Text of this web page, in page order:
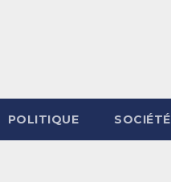
POLITIQUE SOCIÉTÉ